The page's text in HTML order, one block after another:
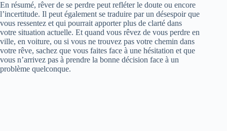
En résumé, rêver de se perdre peut refléter le doute ou encore
l’incertitude. Il peut également se traduire par un désespoir que
vous ressentez et qui pourrait apporter plus de clarté dans
votre situation actuelle. Et quand vous rêvez de vous perdre en
ville, en voiture, ou si vous ne trouvez pas votre chemin dans
votre rêve, sachez que vous faites face à une hésitation et que
vous n’arrivez pas à prendre la bonne décision face à un
problème quelconque.